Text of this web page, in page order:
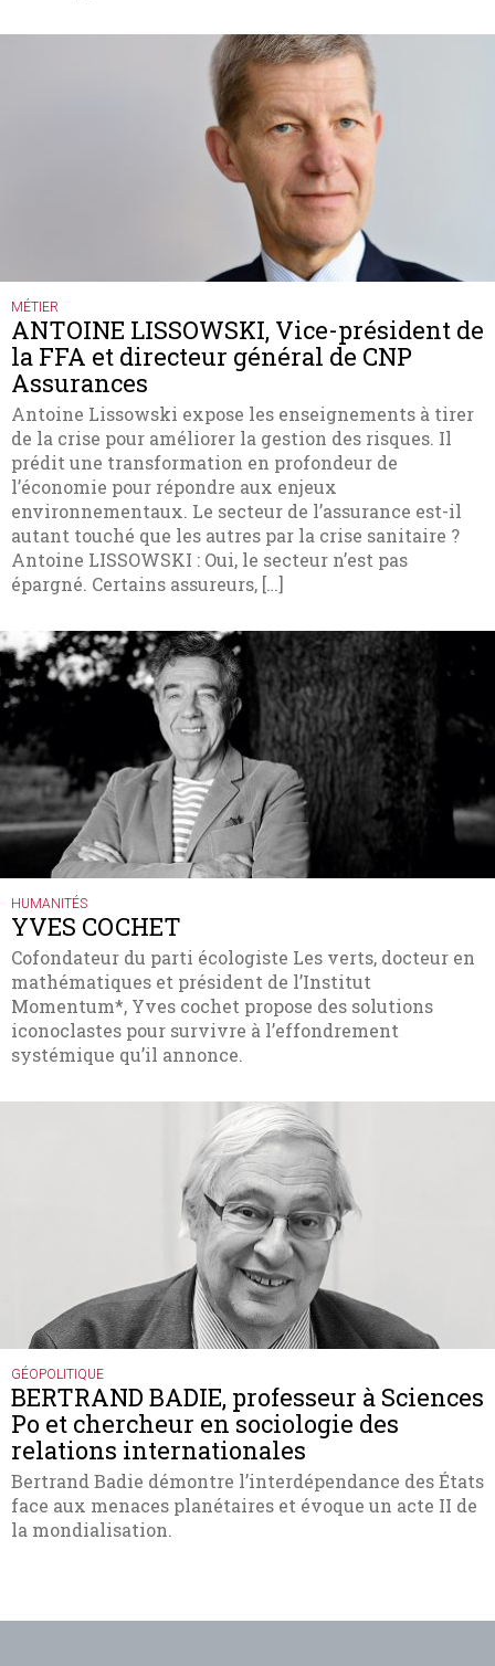
MÉTIER
ANTOINE LISSOWSKI, Vice-président de
la FFA et directeur général de CNP
Assurances
Antoine Lissowski expose les enseignements à tirer
de la crise pour améliorer la gestion des risques. Il
prédit une transformation en profondeur de
l’économie pour répondre aux enjeux
environnementaux. Le secteur de l’assurance est-il
autant touché que les autres par la crise sanitaire ?
Antoine LISSOWSKI : Oui, le secteur n’est pas
épargné. Certains assureurs, […]
HUMANITÉS
YVES COCHET
Cofondateur du parti écologiste Les verts, docteur en
mathématiques et président de l’Institut
Momentum*, Yves cochet propose des solutions
iconoclastes pour survivre à l’effondrement
systémique qu’il annonce.
GÉOPOLITIQUE
BERTRAND BADIE, professeur à Sciences
Po et chercheur en sociologie des
relations internationales
Bertrand Badie démontre l’interdépendance des États
face aux menaces planétaires et évoque un acte II de
la mondialisation.